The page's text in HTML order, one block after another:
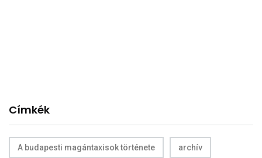
Címkék
A budapesti magántaxisok története archív